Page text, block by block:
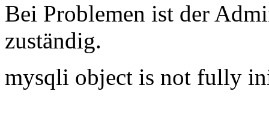
Bei Problemen ist der
zuständig.
mysqli object is not fully